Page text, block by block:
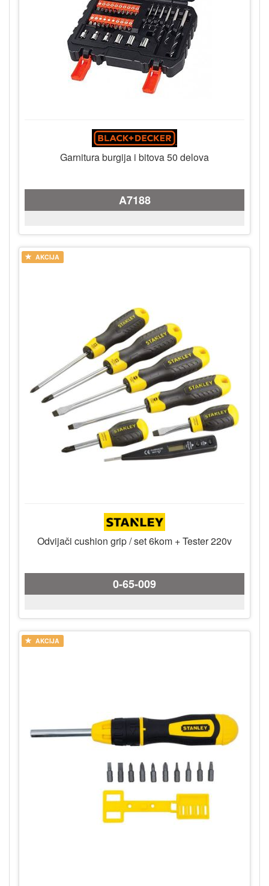
Garnitura burgija i bitova 50 delova
A7188
AKCIJA
Odvijači cushion grip / set 6kom + Tester 220v
0-65-009
AKCIJA